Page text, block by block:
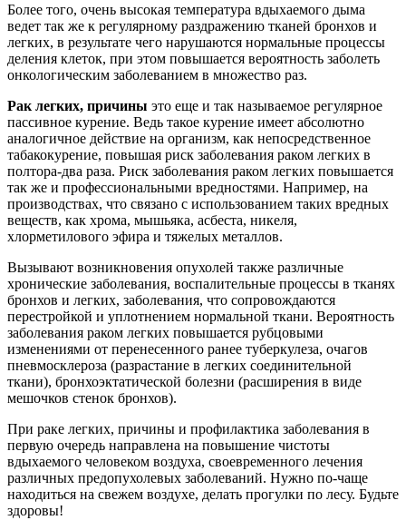
Более того, очень высокая температура вдыхаемого дыма
ведет так же к регулярному раздражению тканей бронхов и
легких, в результате чего нарушаются нормальные процессы
деления клеток, при этом повышается вероятность заболеть
онкологическим заболеванием в множество раз.
Рак легких, причины это еще и так называемое регулярное
пассивное курение. Ведь такое курение имеет абсолютно
аналогичное действие на организм, как непосредственное
табакокурение, повышая риск заболевания раком легких в
полтора-два раза. Риск заболевания раком легких повышается
так же и профессиональными вредностями. Например, на
производствах, что связано с использованием таких вредных
веществ, как хрома, мышьяка, асбеста, никеля,
хлорметилового эфира и тяжелых металлов.
Вызывают возникновения опухолей также различные
хронические заболевания, воспалительные процессы в тканях
бронхов и легких, заболевания, что сопровождаются
перестройкой и уплотнением нормальной ткани. Вероятность
заболевания раком легких повышается рубцовыми
изменениями от перенесенного ранее туберкулеза, очагов
пневмосклероза (разрастание в легких соединительной
ткани), бронхоэктатической болезни (расширения в виде
мешочков стенок бронхов).
При раке легких, причины и профилактика заболевания в
первую очередь направлена на повышение чистоты
вдыхаемого человеком воздуха, своевременного лечения
различных предопухолевых заболеваний. Нужно по-чаще
находиться на свежем воздухе, делать прогулки по лесу. Будьте
здоровы!